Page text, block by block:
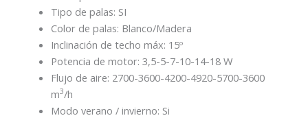
Tipo de palas: SI
Color de palas: Blanco/Madera
Inclinación de techo máx: 15º
Potencia de motor: 3,5-5-7-10-14-18 W
Flujo de aire: 2700-3600-4200-4920-5700-3600
m3/h
Modo verano / invierno: Si